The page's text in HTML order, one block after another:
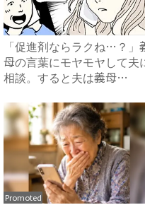
「促進剤ならラクね…？」
母の言葉にモヤモヤして夫
相談。すると夫は義母
Promoted